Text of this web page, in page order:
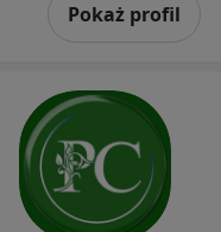
Pokaż profil